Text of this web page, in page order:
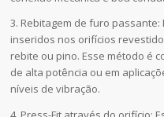
3. Rebitagem de furo
inseridos nos orifícios
rebite ou pino. Esse método é
de alta potência ou em
níveis de vibração.